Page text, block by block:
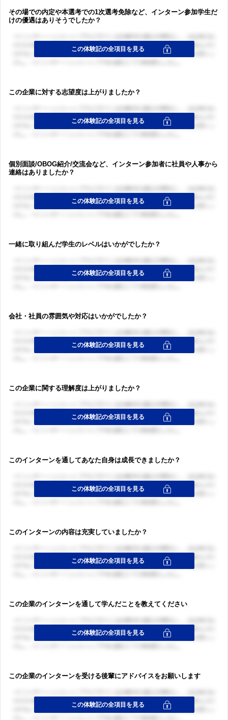
その場での内定や本選考での1次選考免除など、インターン参加学生だ
けの優遇はありそうでしたか？
この企業に対する志望度は上がりましたか？
個別面談/OBOG紹介/交流会など、インターン参加者に社員や人事から
連絡はありましたか？
一緒に取り組んだ学生のレベルはいかがでしたか？
会社・社員の雰囲気や対応はいかがでしたか？
この企業に関する理解度は上がりましたか？
このインターンを通してあなた自身は成長できましたか？
このインターンの内容は充実していましたか？
この企業のインターンを通して学んだことを教えてください
この企業のインターンを受ける後輩にアドバイスをお願いします